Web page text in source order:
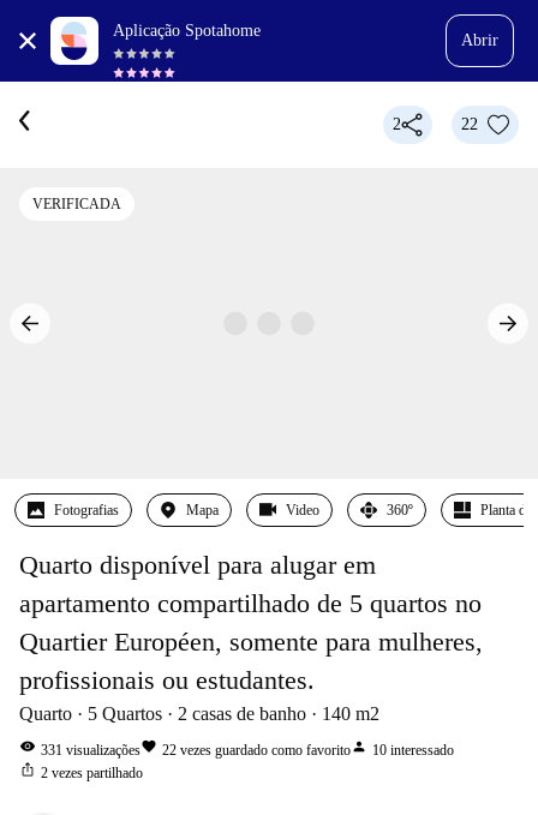
Aplicação Spotahome
Abrir
2 22
VERIFICADA
Fotografias Mapa Video 360º Planta
Quarto disponível para alugar em
apartamento compartilhado de 5 quartos no
Quartier Européen, somente para mulheres,
profissionais ou estudantes.
Quarto 5 Quartos 2 casas de banho 140 m2
visibility 331 visualizaçõesfavorite 22 vezes guardado como favoritoperson 10 interessado
ios_share 2 vezes partilhado